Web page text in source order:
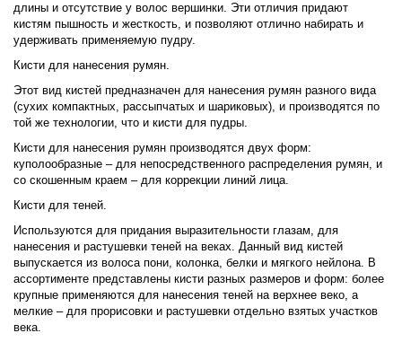
длины и отсутствие у волос вершинки. Эти отличия придают
кистям пышность и жесткость, и позволяют отлично набирать и
удерживать применяемую пудру.
Кисти для нанесения румян.
Этот вид кистей предназначен для нанесения румян разного вида
(сухих компактных, рассыпчатых и шариковых), и производятся по
той же технологии, что и кисти для пудры.
Кисти для нанесения румян производятся двух форм:
куполообразные – для непосредственного распределения румян, и
со скошенным краем – для коррекции линий лица.
Кисти для теней.
Используются для придания выразительности глазам, для
нанесения и растушевки теней на веках. Данный вид кистей
выпускается из волоса пони, колонка, белки и мягкого нейлона. В
ассортименте представлены кисти разных размеров и форм: более
крупные применяются для нанесения теней на верхнее веко, а
мелкие – для прорисовки и растушевки отдельно взятых участков
века.